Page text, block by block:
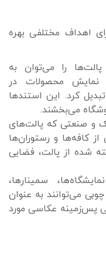
اهداف مختلفی بهره
پالت‌ها را می‌توان به
نمایش محصولات در
تبدیل کرد. این استندها
می‌بخشند.
و صنعتی که پالت‌های
کافه‌ها و رستوران‌ها
شده از پالت، فضایی
سمینارها،
می‌توانند به عنوان
پس‌زمینه عکاسی مورد